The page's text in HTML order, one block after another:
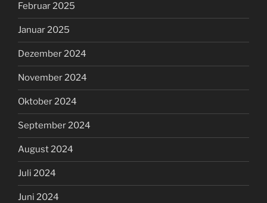
Februar 2025
Januar 2025
Dezember 2024
November 2024
Oktober 2024
September 2024
August 2024
Juli 2024
Juni 2024